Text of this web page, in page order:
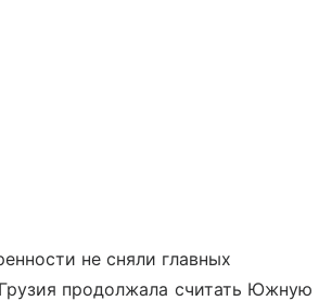
не сняли главных
продолжала считать Южную